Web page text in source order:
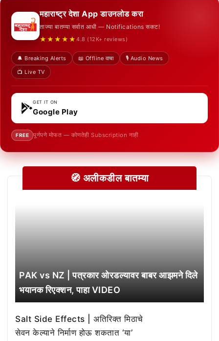
महाराष्ट्र देशा App डाउनलोड करा
ताज्या बातम्या सर्वात आधी — Notifications सकट!
★★★★★ 4.8 (12K+ reviews)
🔔 Breaking Alerts 📖 Offline वाचा
🎙️ Audio News
📺 Live TV
GET IT ON
Google Play
FREE पूर्णपणे मोफत — कोणतेही Subscription नाही
🧭 अलीकडील बातम्या
PAK vs NZ | पत्रकार ओरडल्यावर बाबर आझमने दिले
भयानक रिएक्शन, पाहा VIDEO
Salt Side Effects | अतिरिक्त मिठाचे
सेवन केल्याने निर्माण होऊ शकतात ‘या’